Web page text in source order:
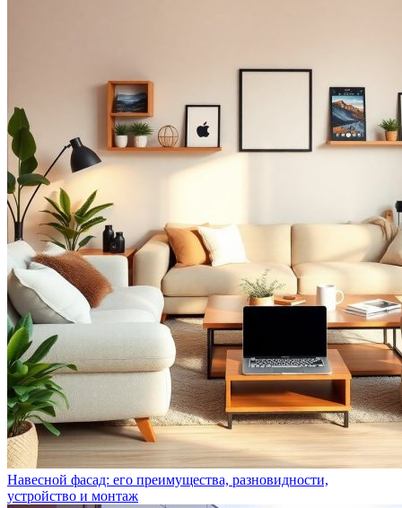
Навесной фасад: его преимущества, разновидности,
устройство и монтаж